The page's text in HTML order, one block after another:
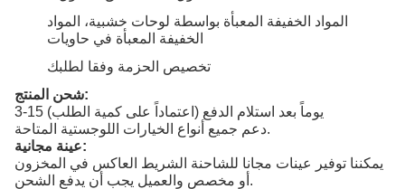
المواد الخفيفة المعبأة بواسطة لوحات خشبية، المواد
الخفيفة المعبأة في حاويات
تخصيص الحزمة وفقا لطلبك
شحن المنتج:
3-15 يوماً بعد استلام الدفع (اعتماداً على كمية الطلب)
دعم جميع أنواع الخيارات اللوجستية المتاحة.
عينة مجانية:
يمكننا توفير عينات مجانا للشاحنة الشريط العاكس في المخزون
أو مخصص والعميل يجب أن يدفع الشحن.